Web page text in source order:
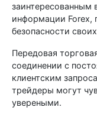
заинтересованным
информации Forex,
безопасности
Передовая
соединении с
клиентским
трейдеры могут
увереными.